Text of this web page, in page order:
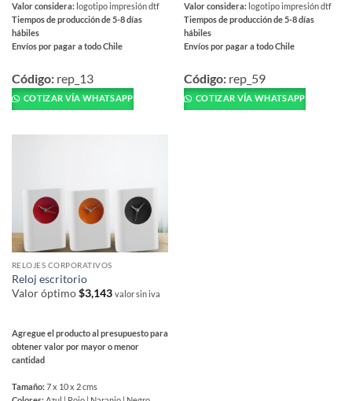
Valor considera: logotipo impresión dtf
Tiempos de producción de 5-8 días
hábiles
Envíos por pagar a todo Chile
producto
tiene
múltiples
pueden
elegir
la
de
producto
Código: rep_13
COTIZAR VÍA WHATSAPP
Valor considera: logotipo impresión dtf
Tiempos de producción de 5-8 días
hábiles
Envíos por pagar a todo Chile
producto
tiene
múltiples
Código: rep_59
COTIZAR VÍA WHATSAPP
RELOJES CORPORATIVOS
Reloj escritorio
Valor óptimo$3,143 valor sin iva
Agregue el producto al presupuesto para
obtener valor por mayor o menor
cantidad
Tamaño:7 x 10 x 2 cms